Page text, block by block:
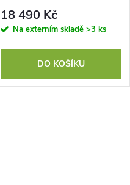
18 490 Kč
Na externím skladě >3 ks
DO KOŠÍKU